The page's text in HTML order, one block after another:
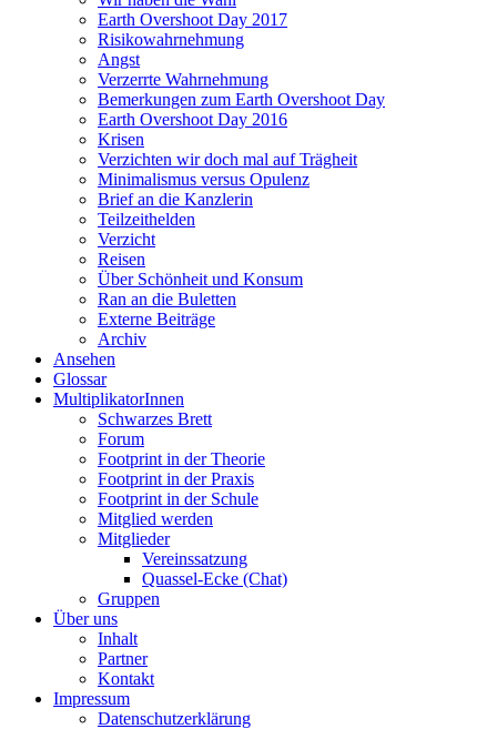
Earth Overshoot Day 2017
Risikowahrnehmung
Angst
Verzerrte Wahrnehmung
Bemerkungen zum Earth Overshoot Day
Earth Overshoot Day 2016
Krisen
Verzichten wir doch mal auf Trägheit
Minimalismus versus Opulenz
Brief an die Kanzlerin
Teilzeithelden
Verzicht
Reisen
Über Schönheit und Konsum
Ran an die Buletten
Externe Beiträge
Archiv
Ansehen
Glossar
MultiplikatorInnen
Schwarzes Brett
Forum
Footprint in der Theorie
Footprint in der Praxis
Footprint in der Schule
Mitglied werden
Mitglieder
Vereinssatzung
Quassel-Ecke (Chat)
Gruppen
Über uns
Inhalt
Partner
Kontakt
Impressum
Datenschutzerklärung